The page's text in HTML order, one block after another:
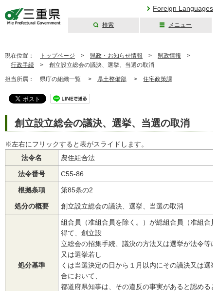
Foreign Languages
検索 メニュー
現在位置： トップページ > 県政・お知らせ情報 > 県政情報 >
行政手続 > 創立設立総会の議決、選挙、当選の取消
担当所属： 県庁の組織一覧 > 県土整備部 > 住宅政策課
創立設立総会の議決、選挙、当選の取消
※左右にフリックすると表がスライドします。
法令名
農住組合法
法令番号 C55-86
根拠条項 第85条の2
処分の概要 創立設立総会の議決、選挙、当選の取消
処分基準
組合員（准組合員を除く。）が総組合員（准組合
得て、創立設
立総会の招集手続、議決の方法又は選挙が法令等
又は選挙若し
くは当選決定の日から１月以内にその議決又は選
合において、
都道府県知事は、その違反の事実があると認める